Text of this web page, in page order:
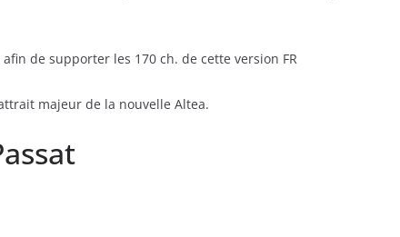
de supporter les 170 ch. de cette version FR
majeur de la nouvelle Altea.